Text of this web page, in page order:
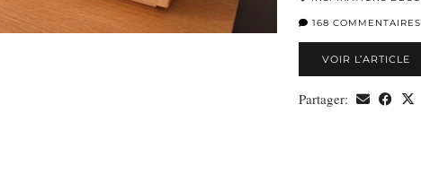
168 COMMENTAIRES
VOIR L’ARTICLE
Partager: